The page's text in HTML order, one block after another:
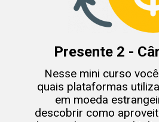
Presente 2 -
Nesse mini curso
quais plataformas
em moeda
descobrir como